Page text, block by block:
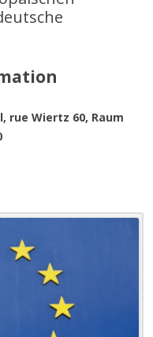
rue Wiertz 60, Raum